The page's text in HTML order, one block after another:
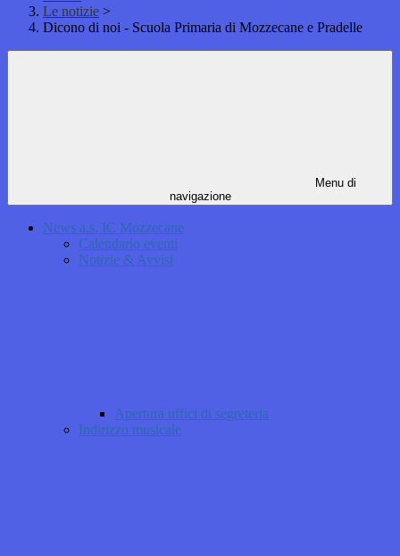
Le notizie >
Dicono di noi - Scuola Primaria di Mozzecane e Pradelle
Menu di
navigazione
News a.s. IC Mozzecane
Calendario eventi
Notizie & Avvisi
Apertura uffici di segreteria
Indirizzo musicale